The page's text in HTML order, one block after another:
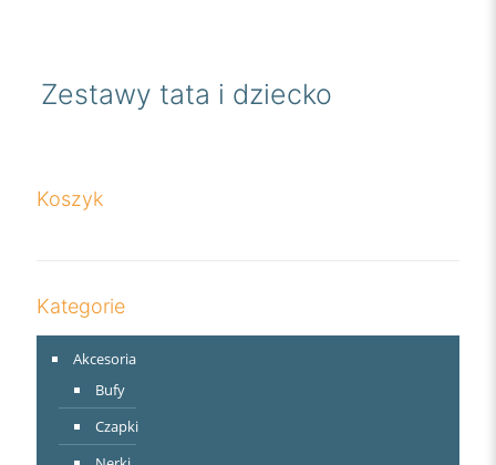
Zestawy tata i dziecko
Koszyk
Kategorie
Akcesoria
Bufy
Czapki